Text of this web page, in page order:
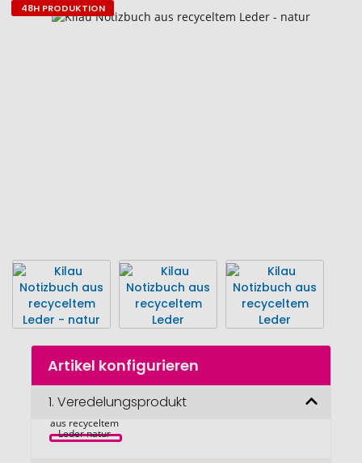
Zum
Zum
Anfang
Bildgalerie
48H PRODUKTION
Artikel konfigurieren
1. Veredelungsprodukt
aus recyceltem
Leder natur